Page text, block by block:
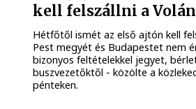
kell felszállni a
Hétfőtől ismét az első ajtón kell
Pest megyét és Budapestet nem
bizonyos feltételekkel jegyet,
buszvezetőktől - közölte a
pénteken.